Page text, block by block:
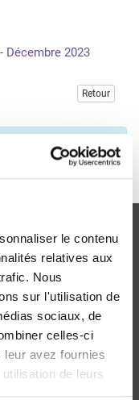
le contenu
relatives aux
Nous
sur l'utilisation de
sociaux, de
celles-ci
avez fournies
de leurs
Décembre 2023
Retour
à cette publication